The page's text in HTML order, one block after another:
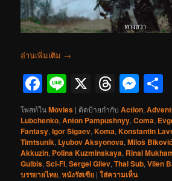
อ่านเพิ่มเติม →
Facebook
Line
X
โพสท์ในMovies | ติดป้ายกำกับ Action,
Lubchenko,Anton Pampushnyy,Coma,
Fantasy,Igor Sigaev,Koma,Konstantin
Timtsunik, Lyubov Aksyonova,Miloš Biković
Akkuzin, Polina Kuzminskaya, Rinal
Gulbis,Sci-Fi,Sergei Gilev,Thai Sub,Vilen
บรรยายไทย,หนังรัสเซีย |ใส่ความเห็น